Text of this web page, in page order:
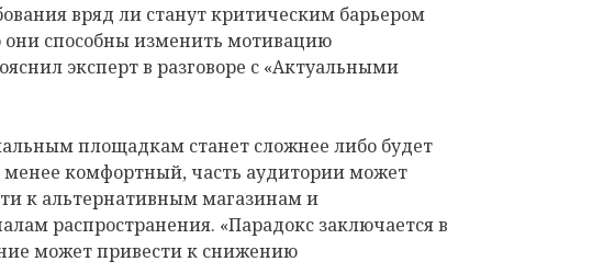
вряд ли станут критическим барьером
они способны изменить мотивацию
эксперт в разговоре с «Актуальными
площадкам станет сложнее либо будет
менее комфортный, часть аудитории может
к альтернативным магазинам и
распространения. «Парадокс заключается в
может привести к снижению